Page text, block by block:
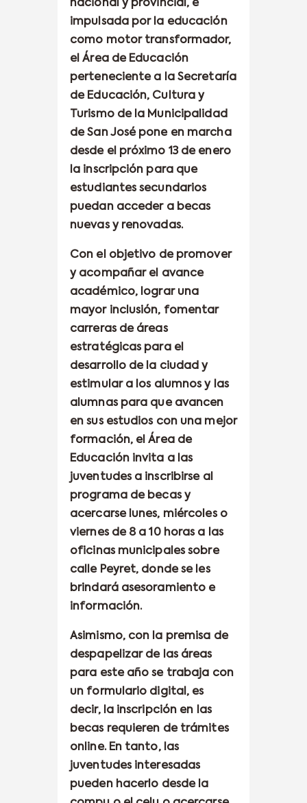
nacional y provincial, e
impulsada por la educación
como motor transformador,
el Área de Educación
perteneciente a la Secretaría
de Educación, Cultura y
Turismo de la Municipalidad
de San José pone en marcha
desde el próximo 13 de enero
la inscripción para que
estudiantes secundarios
puedan acceder a becas
nuevas y renovadas.
Con el objetivo de promover
y acompañar el avance
académico, lograr una
mayor inclusión, fomentar
carreras de áreas
estratégicas para el
desarrollo de la ciudad y
estimular a los alumnos y las
alumnas para que avancen
en sus estudios con una mejor
formación, el Área de
Educación invita a las
juventudes a inscribirse al
programa de becas y
acercarse lunes, miércoles o
viernes de 8 a 10 horas a las
oficinas municipales sobre
calle Peyret, donde se les
brindará asesoramiento e
información.
Asimismo, con la premisa de
despapelizar de las áreas
para este año se trabaja con
un formulario digital, es
decir, la inscripción en las
becas requieren de trámites
online. En tanto, las
juventudes interesadas
pueden hacerlo desde la